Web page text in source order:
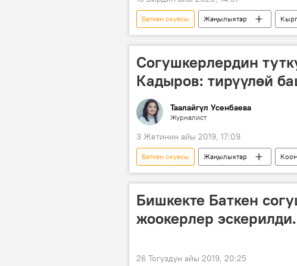
Баткен окуясы Жаңылыктар
Маданият, маалымат жана туризм
Согушкерлердин
Кадыров: тирүүлөй
Таалайгүл Усенбаева
Журналист
3 Жетинин айы 2019, 17:09
Баткен окуясы Жаңылыктар
коогалаң
туткун согушкер
Бишкекте Баткен
жоокерлер
26 Тогуздун айы 2019, 20:25